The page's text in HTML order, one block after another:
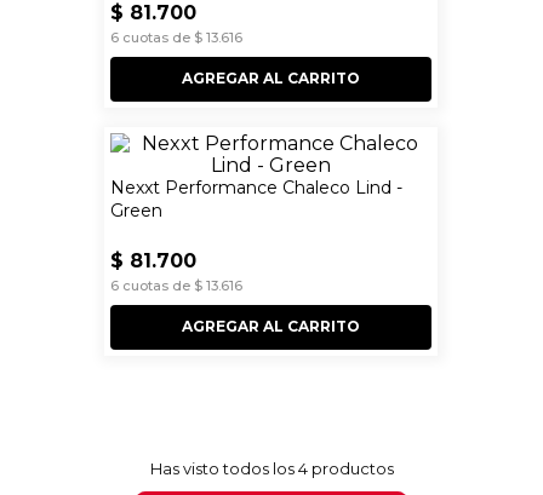
$ 81 .700
6cuotas de $ 13.616
AGREGAR AL CARRITO
Nexxt Performance Chaleco Lind -
Green
$ 81 .700
6cuotas de $ 13.616
AGREGAR AL CARRITO
Has visto todos los4productos